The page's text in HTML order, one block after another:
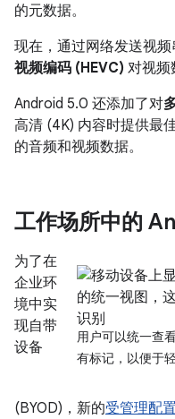
的元数据。
现在，通过网络发送视
视频编码 (HEVC) 对视频
Android 5.0 还添加了对
高清 (4K) 内容时提供最
的音频和视频数据。
工作场所中的
用户可以统一查
有标记，以便于轻
为了在
企业环
境中实
现自带
设备
(BYOD)，新的受管理配